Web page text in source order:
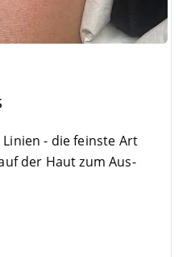
- die feins­te Art
der Haut zum Aus­